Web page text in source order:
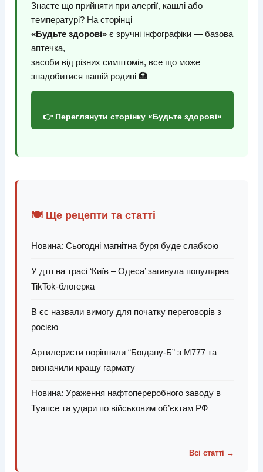
Знаєте що прийняти при алергії, кашлі або
температурі? На сторінці
«Будьте здорові»є зручні інфографіки — базова
аптечка,
засоби від різних симптомів, все що може
знадобитися вашій родині 🏥
👉 Переглянути сторінку «Будьте здорові»
🍽️ Ще рецепти та статті
Новина: Сьогодні магнітна буря буде слабкою
У дтп на трасі ‘Київ – Одеса’ загинула популярна
TikTok-блогерка
В єс назвали вимогу для початку переговорів з
росією
Артилеристи порівняли “Богдану-Б” з М777 та
визначили кращу гармату
Новина: Ураження нафтопереробного заводу в
Туапсе та удари по військовим об’єктам РФ
Всі статті →